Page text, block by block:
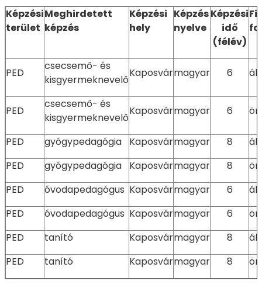
Képzési
terület
Meghirdetett
képzés
Képzési
hely
Képzés
nyelve
Képzési
idő
(félév)
PED
csecsemő- és
kisgyermeknevelő
Kaposvármagyar 6
PED
csecsemő- és
kisgyermeknevelő
Kaposvármagyar 6
PED gyógypedagógia Kaposvármagyar 8
PED
gyógypedagógia Kaposvármagyar 8
PED
óvodapedagógus Kaposvármagyar 6
PED
óvodapedagógus Kaposvármagyar 6
PED
tanító Kaposvármagyar 8
PED
tanító Kaposvármagyar 8